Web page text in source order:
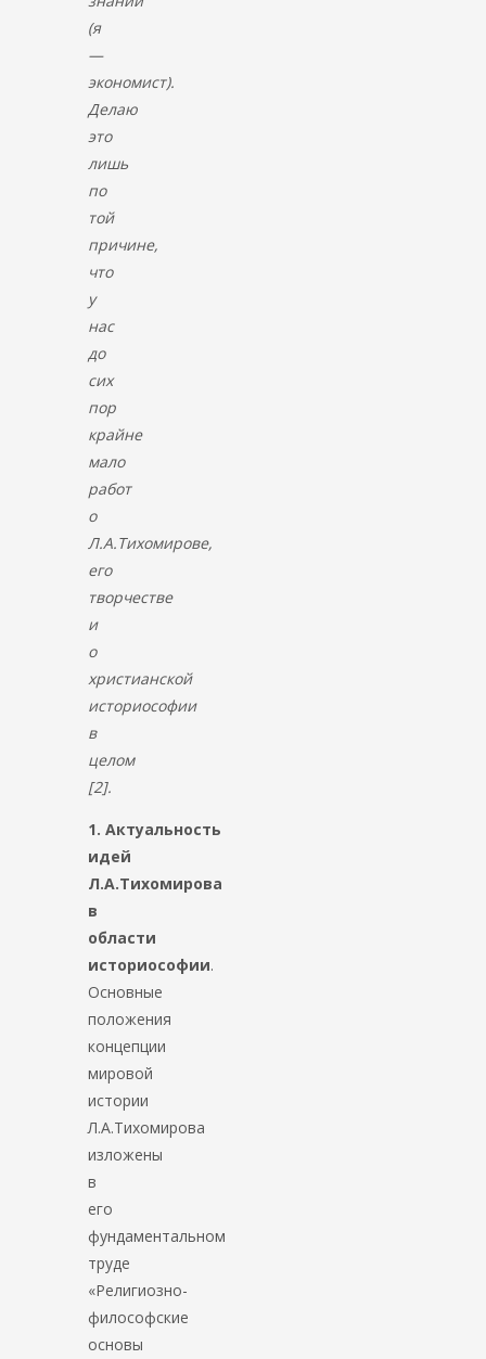
(я
—
экономист).
Делаю
это
лишь
по
той
причине,
что
у
нас
до
сих
пор
крайне
мало
работ
о
Л.А.Тихомирове,
его
творчестве
и
о
христианской
историософии
в
целом
[2].
1.Актуальность
идей
Л.А.Тихомирова
в
области
историософии.
Основные
положения
концепции
мировой
истории
Л.А.Тихомирова
изложены
в
его
фундаментальном
труде
«Религиозно-
философские
основы